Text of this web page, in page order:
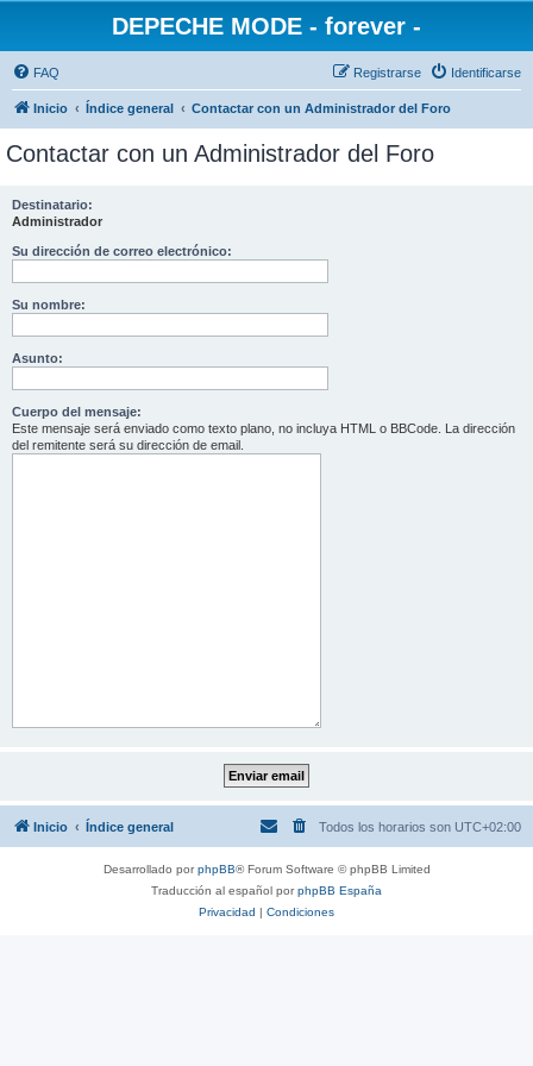
DEPECHE MODE - forever -
FAQ Identificarse
Registrarse
Inicio Índice general Contactar con un Administrador del Foro
Contactar con un Administrador del Foro
Destinatario:
Administrador
Su dirección de correo electrónico:
Su nombre:
Asunto:
Cuerpo del mensaje:
Este mensaje será enviado como texto plano, no incluya HTML o BBCode. La dirección
del remitente será su dirección de email.
Inicio Índice general Todos los horarios son UTC+02:00
Desarrollado porphpBB® Forum Software © phpBB Limited
Traducción al español porphpBB España
Privacidad | Condiciones